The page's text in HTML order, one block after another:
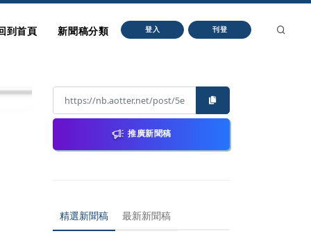
到首頁 新聞稿分類 登入 刊登
推廣新聞稿
精選新聞稿 最新新聞稿